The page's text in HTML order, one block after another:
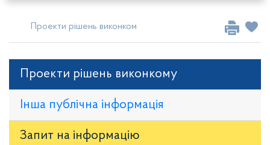
Проекти рішень виконкому Тернівської районної у місті
Проекти рішень виконкому
Інша публічна інформація
Запит на iнформацію